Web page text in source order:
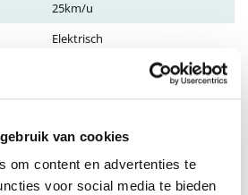
van cookies
om content en advertenties te
voor social media te bieden
25km/u
Elektrisch